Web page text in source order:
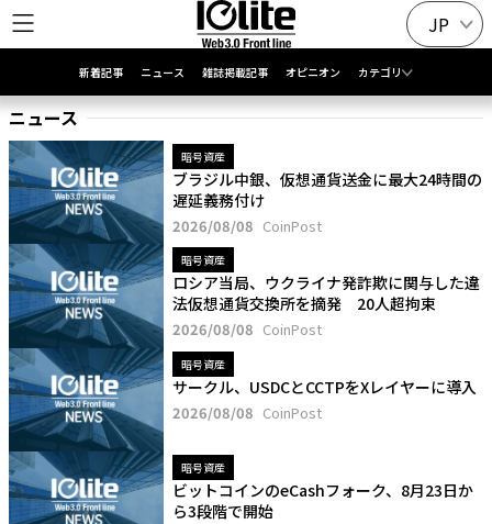
JP
新着記事 ニュース 雑誌掲載記事 オピニオン カテゴリ
ニュース
暗号資産
ブラジル中銀、仮想通貨送金に最大24時間の
遅延義務付け
2026/08/08 CoinPost
暗号資産
ロシア当局、ウクライナ発詐欺に関与した違
法仮想通貨交換所を摘発 20人超拘束
2026/08/08 CoinPost
暗号資産
サークル、USDCとCCTPをXレイヤーに導入
2026/08/08 CoinPost
暗号資産
ビットコインのeCashフォーク、8月23日か
ら3段階で開始